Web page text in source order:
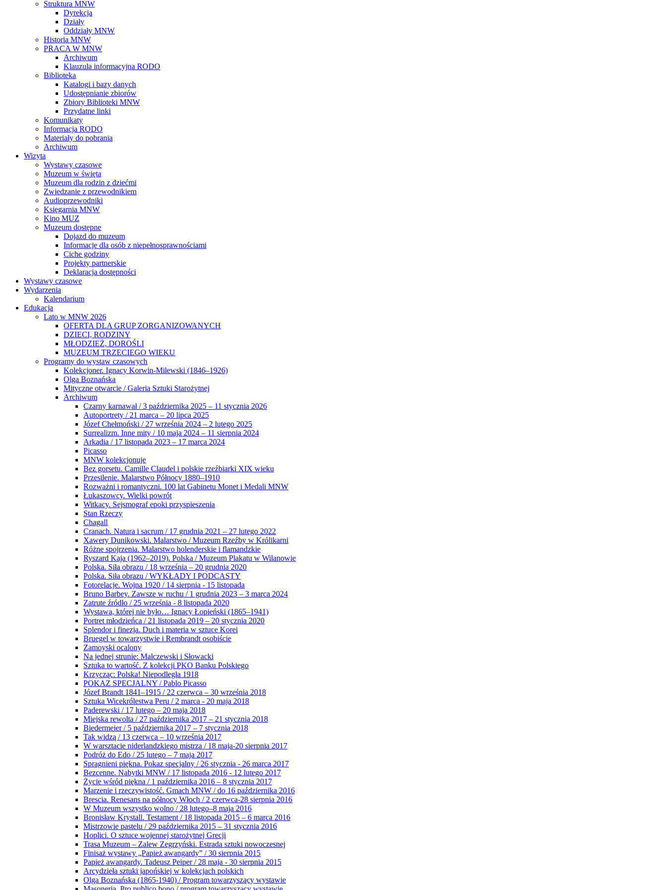
Struktura MNW
Dyrekcja
Działy
Oddziały MNW
Historia MNW
PRACA W MNW
Archiwum
Klauzula informacyjna RODO
Biblioteka
Katalogi i bazy danych
Udostępnianie zbiorów
Zbiory Biblioteki MNW
Przydatne linki
Komunikaty
Informacja RODO
Materiały do pobrania
Archiwum
Wizyta
Wystawy czasowe
Muzeum w święta
Muzeum dla rodzin z dziećmi
Zwiedzanie z przewodnikiem
Audioprzewodniki
Księgarnia MNW
Kino MUZ
Muzeum dostępne
Dojazd do muzeum
Informacje dla osób z niepełnosprawnościami
Ciche godziny
Projekty partnerskie
Deklaracja dostępności
Wystawy czasowe
Wydarzenia
Kalendarium
Edukacja
Lato w MNW 2026
OFERTA DLA GRUP ZORGANIZOWANYCH
DZIECI, RODZINY
MŁODZIEŻ, DOROŚLI
MUZEUM TRZECIEGO WIEKU
Programy do wystaw czasowych
Kolekcjoner. Ignacy Korwin-Milewski (1846–1926)
Olga Boznańska
Mityczne otwarcie / Galeria Sztuki Starożytnej
Archiwum
Czarny karnawał / 3 października 2025 – 11 stycznia 2026
Autoportrety / 21 marca – 20 lipca 2025
Józef Chełmoński / 27 września 2024 – 2 lutego 2025
Surrealizm. Inne mity / 10 maja 2024 – 11 sierpnia 2024
Arkadia / 17 listopada 2023 – 17 marca 2024
Picasso
MNW kolekcjonuje
Bez gorsetu. Camille Claudel i polskie rzeźbiarki XIX wieku
Przesilenie. Malarstwo Północy 1880–1910
Rozważni i romantyczni. 100 lat Gabinetu Monet i Medali MNW
Łukaszowcy. Wielki powrót
Witkacy. Sejsmograf epoki przyspieszenia
Stan Rzeczy
Chagall
Cranach. Natura i sacrum / 17 grudnia 2021 – 27 lutego 2022
Xawery Dunikowski. Malarstwo / Muzeum Rzeźby w Królikarni
Różne spojrzenia. Malarstwo holenderskie i flamandzkie
Ryszard Kaja (1962–2019). Polska / Muzeum Plakatu w Wilanowie
Polska. Siła obrazu / 18 września – 20 grudnia 2020
Polska. Siła obrazu / WYKŁADY I PODCASTY
Fotorelacje. Wojna 1920 / 14 sierpnia - 15 listopada
Bruno Barbey. Zawsze w ruchu / 1 grudnia 2023 – 3 marca 2024
Zatrute źródło / 25 września - 8 listopada 2020
Wystawa, której nie było… Ignacy Łopieński (1865–1941)
Portret młodzieńca / 21 listopada 2019 – 20 stycznia 2020
Splendor i finezja. Duch i materia w sztuce Korei
Bruegel w towarzystwie i Rembrandt osobiście
Zamoyski ocalony
Na jednej strunie: Malczewski i Słowacki
Sztuka to wartość. Z kolekcji PKO Banku Polskiego
Krzycząc: Polska! Niepodległa 1918
POKAZ SPECJALNY / Pablo Picasso
Józef Brandt 1841–1915 / 22 czerwca – 30 września 2018
Sztuka Wicekrólestwa Peru / 2 marca - 20 maja 2018
Paderewski / 17 lutego – 20 maja 2018
Miejska rewolta / 27 października 2017 – 21 stycznia 2018
Biedermeier / 5 października 2017 – 7 stycznia 2018
Tak widzą / 13 czerwca – 10 września 2017
W warsztacie niderlandzkiego mistrza / 18 maja-20 sierpnia 2017
Podróż do Edo / 25 lutego – 7 maja 2017
Spragnieni piękna. Pokaz specjalny / 26 stycznia - 26 marca 2017
Bezcenne. Nabytki MNW / 17 listopada 2016 - 12 lutego 2017
Życie wśród piękna / 1 października 2016 – 8 stycznia 2017
Marzenie i rzeczywistość. Gmach MNW / do 16 października 2016
Brescia. Renesans na północy Włoch / 2 czerwca-28 sierpnia 2016
W Muzeum wszystko wolno / 28 lutego–8 maja 2016
Bronisław Krystall. Testament / 18 listopada 2015 – 6 marca 2016
Mistrzowie pastelu / 29 października 2015 – 31 stycznia 2016
Hoplici. O sztuce wojennej starożytnej Grecji
Trasa Muzeum – Zalew Zegrzyński. Estrada sztuki nowoczesnej
Finisaż wystawy „Papież awangardy” / 30 sierpnia 2015
Papież awangardy. Tadeusz Peiper / 28 maja - 30 sierpnia 2015
Arcydzieła sztuki japońskiej w kolekcjach polskich
Olga Boznańska (1865-1940) / Program towarzyszący wystawie